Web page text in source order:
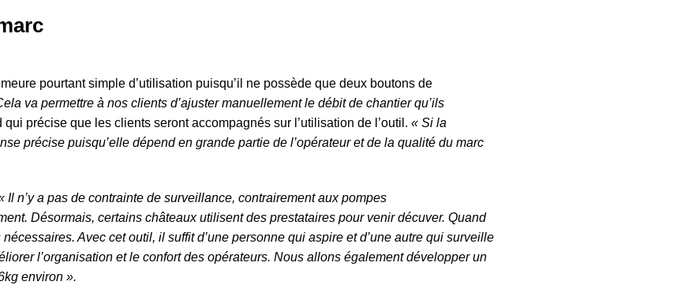
pourtant simple d’utilisation puisqu’il ne possède que deux boutons de
va permettre à nos clients d’ajuster manuellement le débit de chantier qu’ils
précise que les clients seront accompagnés sur l’utilisation de l’outil. « Si la
précise puisqu’elle dépend en grande partie de l’opérateur et de la qualité du marc
Il n’y a pas de contrainte de surveillance, contrairement aux pompes
Désormais, certains châteaux utilisent des prestataires pour venir décuver. Quand
Avec cet outil, il suffit d’une personne qui aspire et d’une autre qui surveille
l’organisation et le confort des opérateurs. Nous allons également développer un
environ ».